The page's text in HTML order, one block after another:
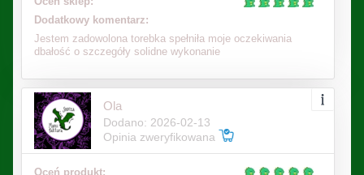
Dodatkowy komentarz:
Jestem zadowolona torebka spełniła moje oczekiwania
dbałość o szczegóły solidne wykonanie
Ola
Dodano: 2026-02-13
Opinia zweryfikowana
Oceń produkt: